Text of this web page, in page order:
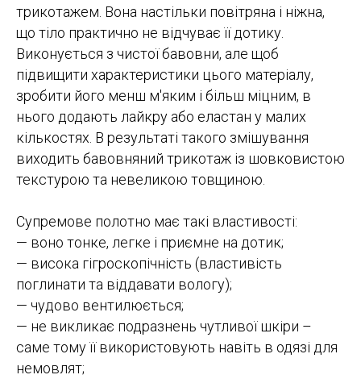
трикотажем. Вона настільки повітряна і ніжна,
що тіло практично не відчуває її дотику.
Виконується з чистої бавовни, але щоб
підвищити характеристики цього матеріалу,
зробити його менш м'яким і більш міцним, в
нього додають лайкру або еластан у малих
кількостях. В результаті такого змішування
виходить бавовняний трикотаж із шовковистою
текстурою та невеликою товщиною.
Супремове полотно має такі властивості:
— воно тонке, легке і приємне на дотик;
— висока гігроскопічність (властивість
поглинати та віддавати вологу);
— чудово вентилюється;
— не викликає подразнень чутливої ​​шкіри –
саме тому її використовують навіть в одязі для
немовлят;